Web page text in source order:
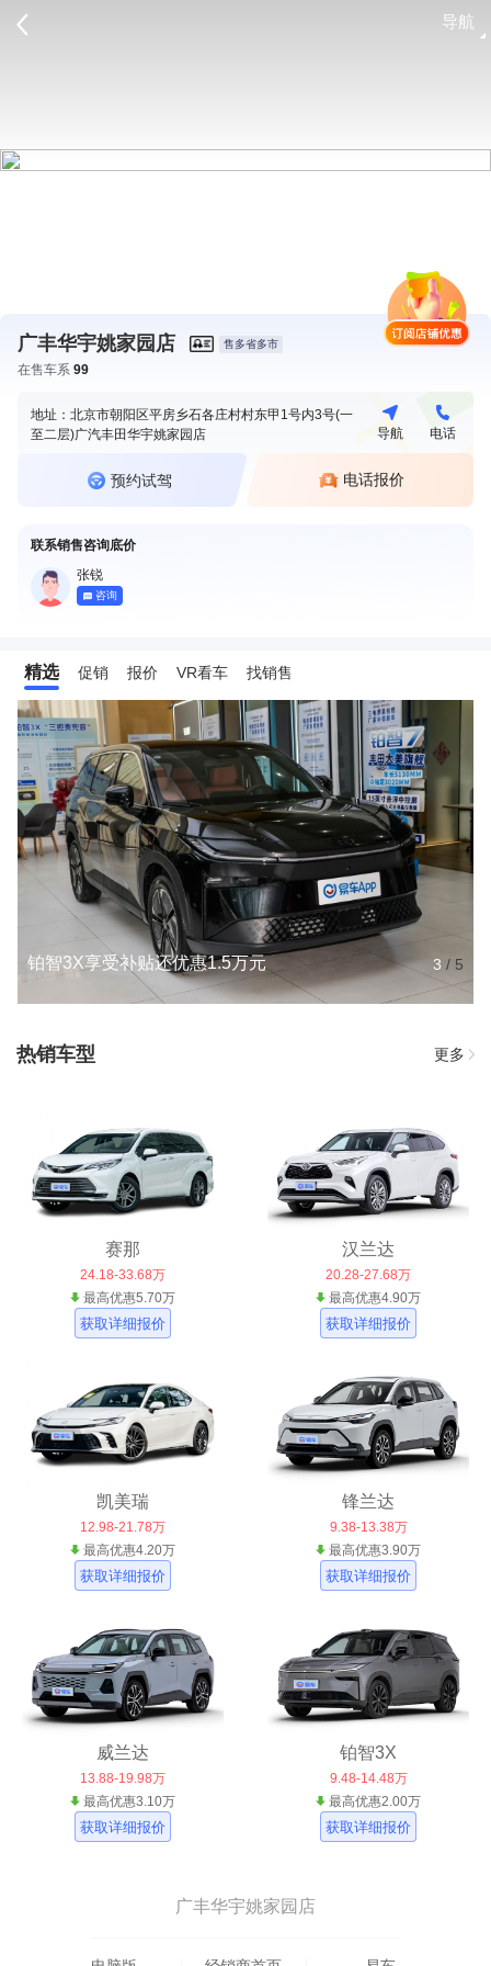
导航
广丰华宇姚家园店 售多省多市
在售车系 99
地址：北京市朝阳区平房乡石各庄村村东甲1号内3号(一
至二层)广汽丰田华宇姚家园店
导航 电话
预约试驾 电话报价
联系销售咨询底价
张锐
咨询
精选 促销 报价 VR看车 找销售
铂智3X享受补贴还优惠1.5万元 3 / 5
热销车型 更多
赛那
24.18-33.68万
最高优惠5.70万
获取详细报价
汉兰达
20.28-27.68万
最高优惠4.90万
获取详细报价
凯美瑞
12.98-21.78万
最高优惠4.20万
获取详细报价
锋兰达
9.38-13.38万
最高优惠3.90万
获取详细报价
威兰达
13.88-19.98万
最高优惠3.10万
获取详细报价
铂智3X
9.48-14.48万
最高优惠2.00万
获取详细报价
广丰华宇姚家园店